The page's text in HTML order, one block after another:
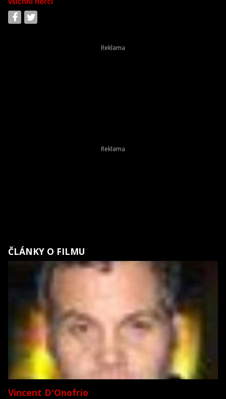
ČLÁNKY O FILMU
Vincent D'Onofrio